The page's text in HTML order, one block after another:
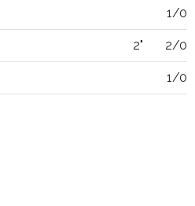
1/0
2" 2/0
1/0